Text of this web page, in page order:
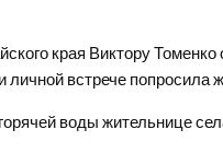
края Виктору
встрече попросила